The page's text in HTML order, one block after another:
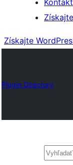
Kontakt
Získajte
Plugin Directory
Hľadať